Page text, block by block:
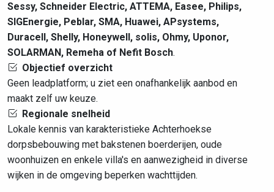
Sessy, Schneider Electric, ATTEMA, Easee, Philips,
SIGEnergie, Peblar, SMA, Huawei, APsystems,
Duracell, Shelly, Honeywell, solis, Ohmy, Uponor,
SOLARMAN, Remeha of Nefit Bosch.
Objectief overzicht
Geen leadplatform; u ziet een onafhankelijk aanbod en
maakt zelf uw keuze.
Regionale snelheid
Lokale kennis van karakteristieke Achterhoekse
dorpsbebouwing met bakstenen boerderijen, oude
woonhuizen en enkele villa's en aanwezigheid in diverse
wijken in de omgeving beperken wachttijden.